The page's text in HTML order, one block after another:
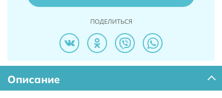
ПОДЕЛИТЬСЯ
Описание